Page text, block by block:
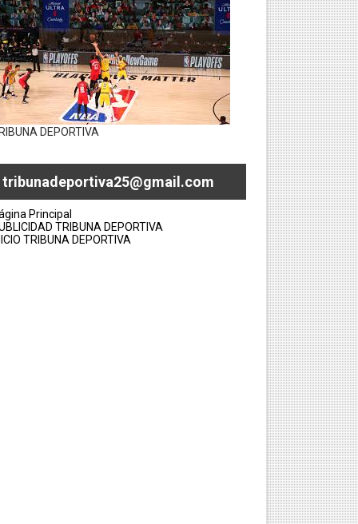
DEPORTIVA
tribunadeportiva25@gmail.com
Principal
TRIBUNA DEPORTIVA
TRIBUNA DEPORTIVA